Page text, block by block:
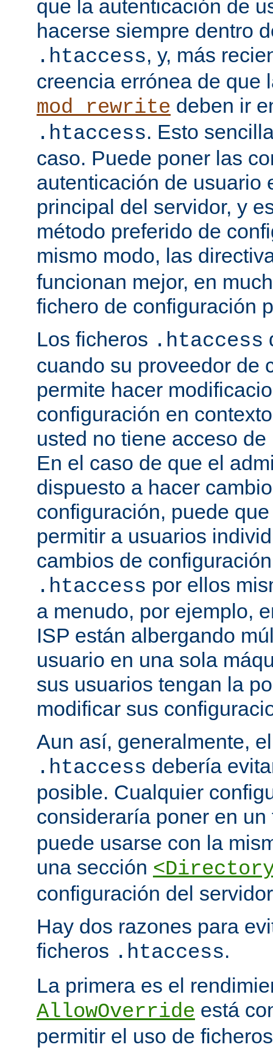
que la autenticación de
hacerse siempre dentro
.htaccess, y, más
creencia errónea de que
mod_rewrite deben ir
.htaccess. Esto
caso. Puede poner las
autenticación de usuario
principal del servidor, y
método preferido de
mismo modo, las
funcionan mejor, en
fichero de configuración
Los ficheros .htaccess
cuando su proveedor de
permite hacer
configuración en
usted no tiene acceso
En el caso de que el
dispuesto a hacer
configuración, puede
permitir a usuarios
cambios de
.htaccess por ellos
a menudo, por ejemplo,
ISP están albergando
usuario en una sola
sus usuarios tengan la
modificar sus
Aun así, generalmente,
.htaccess debería
posible. Cualquier
consideraría poner en
puede usarse con la
una sección
configuración del
Hay dos razones para
ficheros .htaccess.
La primera es el
AllowOverride está
permitir el uso de